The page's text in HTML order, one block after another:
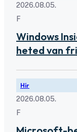
2026.08.05.
F
Windows
heted van
Hír
2026.08.05.
F